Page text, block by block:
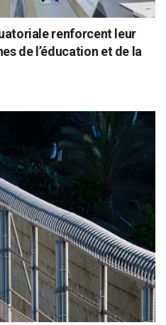
renforcent leur
de l’éducation et de la